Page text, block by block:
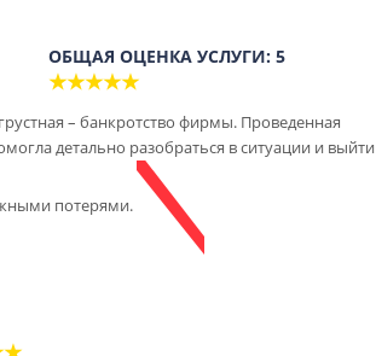
ОБЩАЯ ОЦЕНКА УСЛУГИ: 5
★★★★★
– банкротство фирмы. Проведенная
детально разобраться в ситуации и выйти
потерями.